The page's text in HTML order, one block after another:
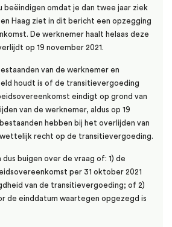
beëindigen omdat je dan twee jaar ziek
Haag ziet in dit bericht een opzegging
De werknemer haalt helaas deze
op 19 november 2021.
van de werknemer en
houdt is of de transitievergoeding
eindigt op grond van
van de werknemer, aldus op 19
hebben bij het overlijden van
recht op de transitievergoeding.
buigen over de vraag of: 1) de
per 31 oktober 2021
van de transitievergoeding; of 2)
de einddatum waartegen opgezegd is